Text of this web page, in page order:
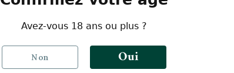
et
Avez-vous 18 ans ou plus ?
Non Oui